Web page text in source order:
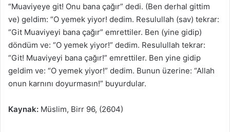
“Muaviyeye git! Onu bana çağır” dedi. (Ben derhal gittim
ve) geldim: “O yemek yiyor! dedim. Resulullah (sav) tekrar:
“Git Muaviyeyi bana çağır” emrettiler. Ben (yine gidip)
döndüm ve: “O yemek yiyor!” dedim. Resulullah tekrar:
“Git! Muaviyeyi bana çağır!” emrettiler. Ben yine gidip
geldim ve: “O yemek yiyor!” dedim. Bunun üzerine: “Allah
onun karnını doyurmasın!” buyurdular.
Kaynak: Müslim, Birr 96, (2604)